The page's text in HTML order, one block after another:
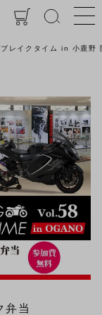
レイクタイム in 小鹿野
弁当